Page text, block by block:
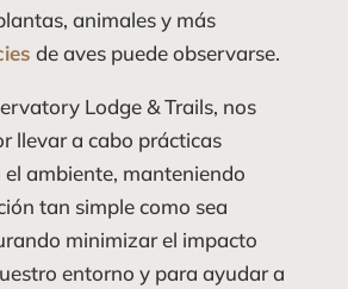
animales y más
de aves puede observarse.
Lodge & Trails, nos
llevar a cabo prácticas
ambiente, manteniendo
tan simple como sea
minimizar el impacto
entorno y para ayudar a